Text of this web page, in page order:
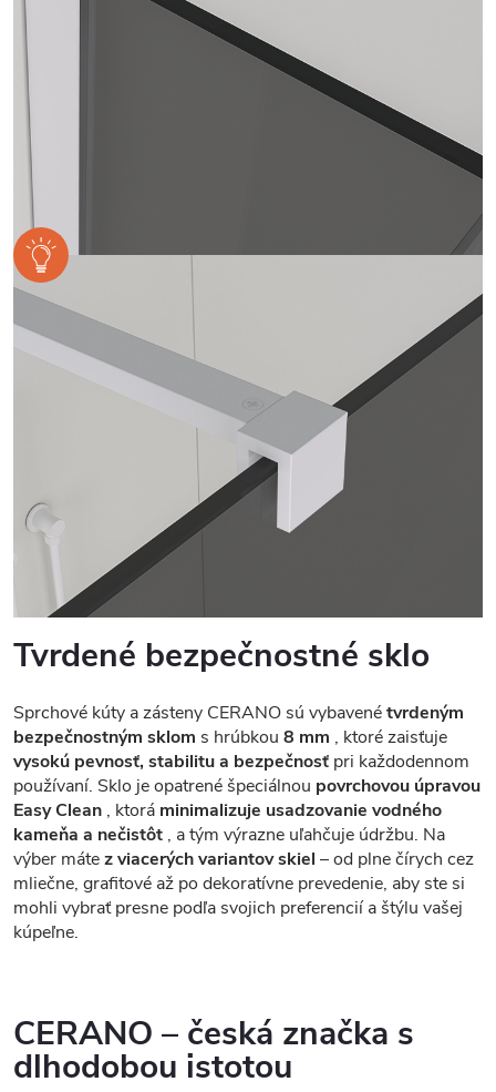
Tvrdené bezpečnostné sklo
Sprchové kúty a zásteny CERANO sú vybavenétvrdeným
bezpečnostným sklom s hrúbkou 8 mm , ktoré zaisťuje
vysokú pevnosť, stabilitu a bezpečnosť pri každodennom
používaní. Sklo je opatrené špeciálnou povrchovou úpravou
Easy Clean , ktorá minimalizuje usadzovanie vodného
kameňa a nečistôt , a tým výrazne uľahčuje údržbu. Na
výber mátez viacerých variantov skiel – od plne čírych cez
mliečne, grafitové až po dekoratívne prevedenie, aby ste si
mohli vybrať presne podľa svojich preferencií a štýlu vašej
kúpeľne.
CERANO – česká značka s
dlhodobou istotou